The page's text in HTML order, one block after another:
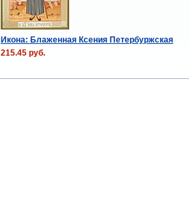
Икона: Блаженная Ксения Петербуржская
215.45 руб.